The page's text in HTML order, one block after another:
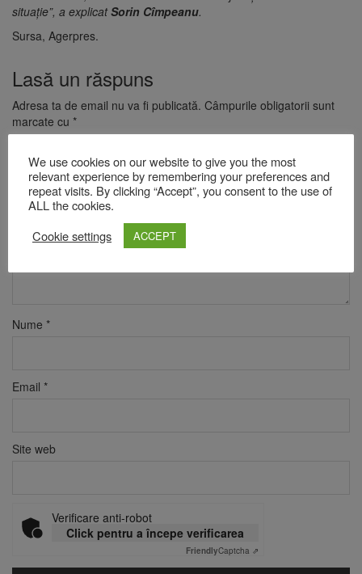
situaţie”, a explicatSorin Cîmpeanu.
Sursa, Agerpres.
Lasă un răspuns
Adresa ta de email nu va fi publicată. Câmpurile obligatorii sunt
marcate cu *
Nume *
Email *
Site web
Verificare anti-robot
Click pentru a începe verificarea
FriendlyCaptcha ⇗
We use cookies on our website to give you the most
relevant experience by remembering your preferences and
repeat visits. By clicking “Accept”, you consent to the use of
ALL the cookies.
Cookie settings
ACCEPT